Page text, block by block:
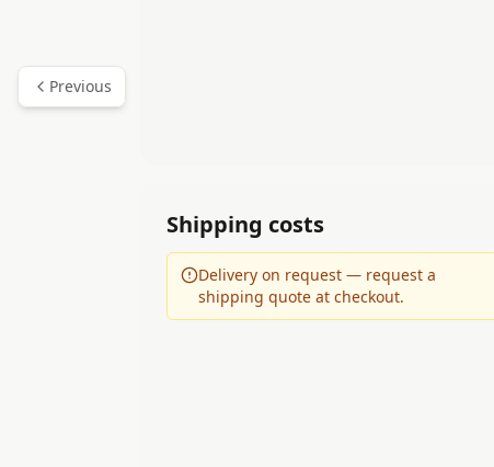
Previous
Shipping costs
Delivery on request — request a
shipping quote at checkout.